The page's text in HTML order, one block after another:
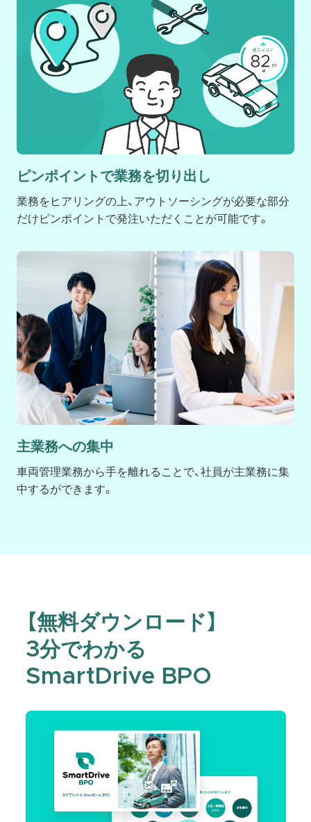
ピンポイントで業務を切り出し
業務をヒアリングの上、アウトソーシングが必要な部分
だけピンポイントで発注いただくことが可能です。
主業務への集中
車両管理業務から手を離れることで、社員が主業務に集
中するができます。
【無料ダウンロード】
3分でわかる
SmartDrive BPO